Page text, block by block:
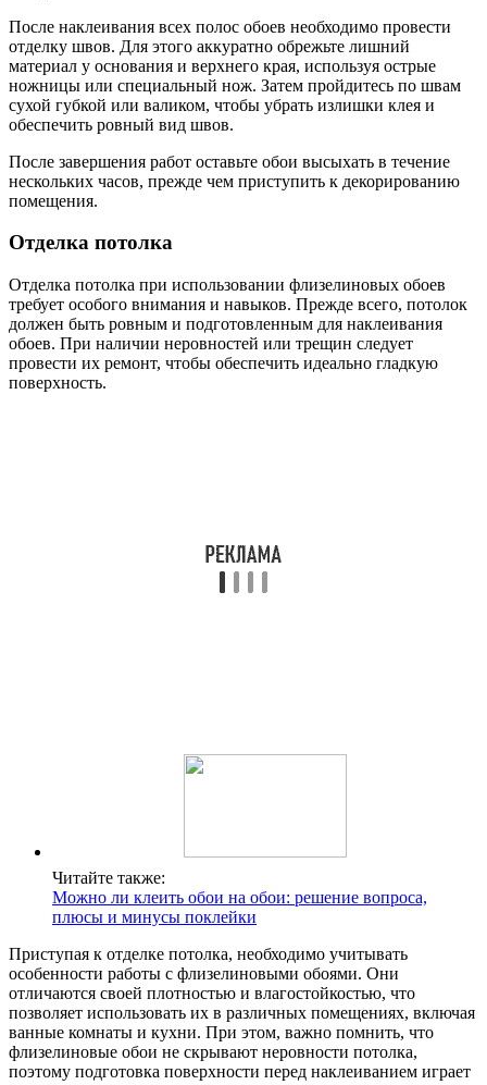
После наклеивания всех полос обоев необходимо провести
отделку швов. Для этого аккуратно обрежьте лишний
материал у основания и верхнего края, используя острые
ножницы или специальный нож. Затем пройдитесь по швам
сухой губкой или валиком, чтобы убрать излишки клея и
обеспечить ровный вид швов.
После завершения работ оставьте обои высыхать в течение
нескольких часов, прежде чем приступить к декорированию
помещения.
Отделка потолка
Отделка потолка при использовании флизелиновых обоев
требует особого внимания и навыков. Прежде всего, потолок
должен быть ровным и подготовленным для наклеивания
обоев. При наличии неровностей или трещин следует
провести их ремонт, чтобы обеспечить идеально гладкую
поверхность.
Читайте также:
Можно ли клеить обои на обои: решение вопроса,
плюсы и минусы поклейки
Приступая к отделке потолка, необходимо учитывать
особенности работы с флизелиновыми обоями. Они
отличаются своей плотностью и влагостойкостью, что
позволяет использовать их в различных помещениях, включая
ванные комнаты и кухни. При этом, важно помнить, что
флизелиновые обои не скрывают неровности потолка,
поэтому подготовка поверхности перед наклеиванием играет